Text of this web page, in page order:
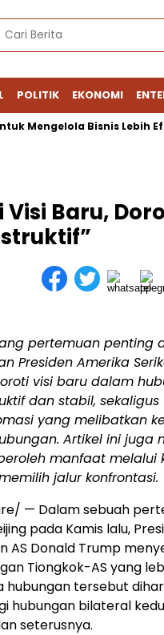
POLITIK EKONOMI
Bisnis Lebih Efisien
Visi Baru,
pertemuan penting
Presiden Amerika
visi baru dalam
dan stabil, sekaligus
yang melibatkan
Artikel ini juga
manfaat melalui
jalur konfrontasi.
— Dalam sebuah
pada Kamis lalu,
AS Donald Trump
Tiongkok-AS yang
hubungan tersebut
hubungan bilateral
seterusnya.